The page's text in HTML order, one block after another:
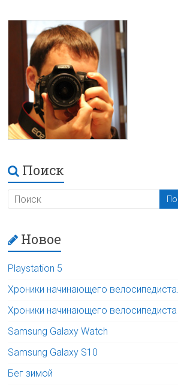
Поиск
Новое
Playstation 5
Хроники начинающего
Хроники начинающего велосипедиста
Samsung Galaxy Watch
Samsung Galaxy S10
Бег зимой